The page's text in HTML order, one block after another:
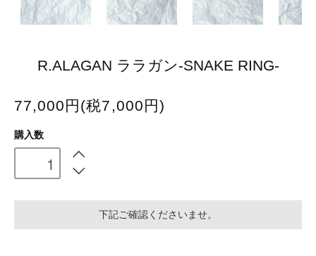
R.ALAGAN ララガン-SNAKE RING-
77,000円(税7,000円)
購入数
下記ご確認くださいませ。